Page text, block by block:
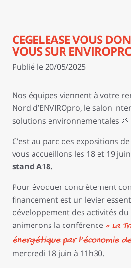
CEGELEASE VOUS
VOUS SUR
Publié le 20/05/2025
Nos équipes viennent à votre
Nord d’ENVIROpro, le salon
solutions environnementales 🌱
C’est au parc des expositions
vous accueillons les 18 et 19
stand A18.
Pour évoquer concrètement
financement est un levier
développement des activités
animerons la conférence « La
énergétique par l’économie
mercredi 18 juin à 11h30.